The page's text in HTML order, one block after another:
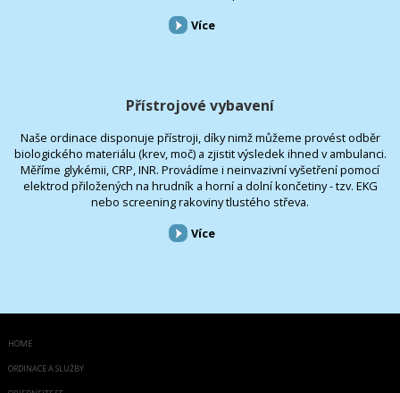
Více
Přístrojové vybavení
Naše ordinace disponuje přístroji, díky nimž můžeme provést odběr
biologického materiálu (krev, moč) a zjistit výsledek ihned v ambulanci.
Měříme glykémii, CRP, INR. Provádíme i neinvazivní vyšetření pomocí
elektrod přiložených na hrudník a horní a dolní končetiny - tzv. EKG
nebo screening rakoviny tlustého střeva.
Více
HOME
ORDINACE A SLUŽBY